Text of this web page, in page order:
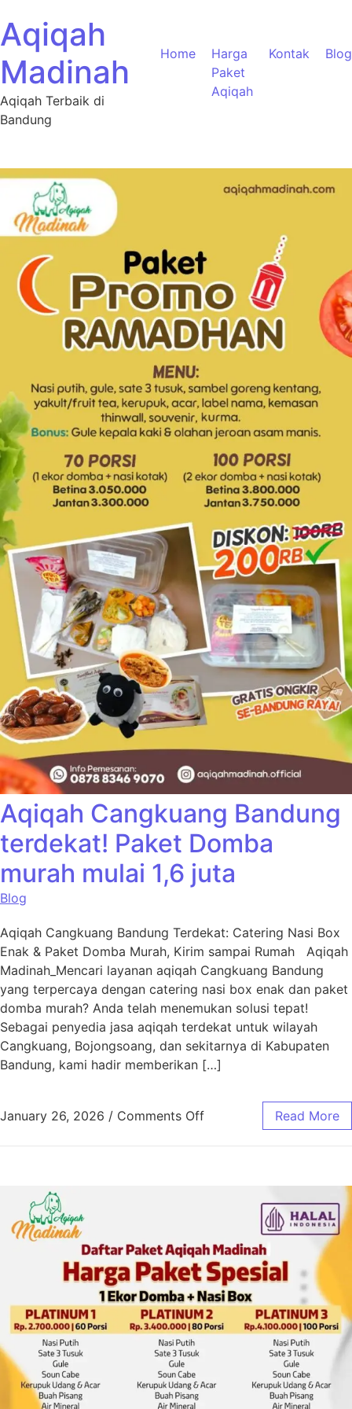
Aqiqah
Madinah
Aqiqah Terbaik di
Bandung
Home
Harga
Paket
Aqiqah
Kontak Blog
Aqiqah Cangkuang Bandung
terdekat! Paket Domba
murah mulai 1,6 juta
Blog
Aqiqah Cangkuang Bandung Terdekat: Catering Nasi Box
Enak & Paket Domba Murah, Kirim sampai Rumah Aqiqah
Madinah_Mencari layanan aqiqah Cangkuang Bandung
yang terpercaya dengan catering nasi box enak dan paket
domba murah? Anda telah menemukan solusi tepat!
Sebagai penyedia jasa aqiqah terdekat untuk wilayah
Cangkuang, Bojongsoang, dan sekitarnya di Kabupaten
Bandung, kami hadir memberikan […]
January 26, 2026 / Comments Off Read More